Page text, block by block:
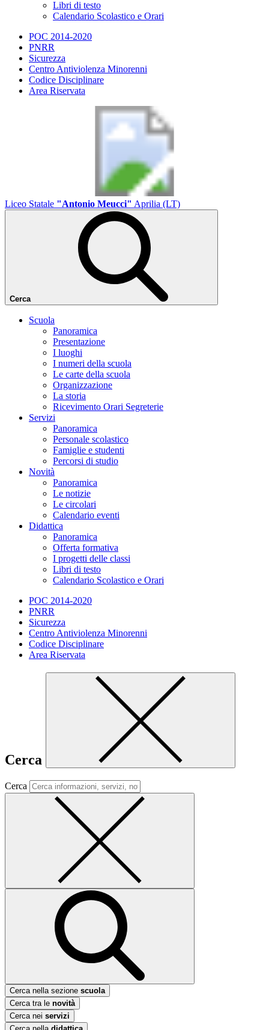
Libri di testo
Calendario Scolastico e Orari
POC 2014-2020
PNRR
Sicurezza
Centro Antiviolenza Minorenni
Codice Disciplinare
Area Riservata
Liceo Statale "Antonio Meucci" Aprilia (LT)
Cerca
Scuola
Panoramica
Presentazione
I luoghi
I numeri della scuola
Le carte della scuola
Organizzazione
La storia
Ricevimento Orari Segreterie
Servizi
Panoramica
Personale scolastico
Famiglie e studenti
Percorsi di studio
Novità
Panoramica
Le notizie
Le circolari
Calendario eventi
Didattica
Panoramica
Offerta formativa
I progetti delle classi
Libri di testo
Calendario Scolastico e Orari
POC 2014-2020
PNRR
Sicurezza
Centro Antiviolenza Minorenni
Codice Disciplinare
Area Riservata
Cerca
Cerca
Cerca nella sezione scuola
Cerca tra le novità
Cerca nei servizi